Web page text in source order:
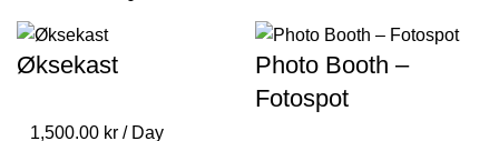
Øksekast
1,500.00 kr / Day
Photo Booth –
Fotospot